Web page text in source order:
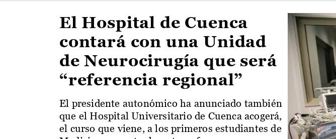
El Hospital de Cuenca
contará con una Unidad
de Neurocirugía que será
“referencia regional”
El presidente autonómico ha anunciado también
que el Hospital Universitario de Cuenca acogerá,
el curso que viene, a los primeros estudiantes de